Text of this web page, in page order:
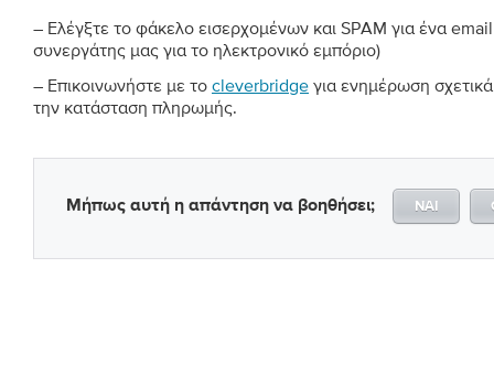
– Ελέγξτε το φάκελο εισερχομένων και SPAM για ένα
συνεργάτης μας για το ηλεκτρονικό εμπόριο)
– Επικοινωνήστε με το cleverbridge για ενημέρωση
την κατάσταση πληρωμής.
Μήπως αυτή η απάντηση να βοηθήσει; ΝΑΊ